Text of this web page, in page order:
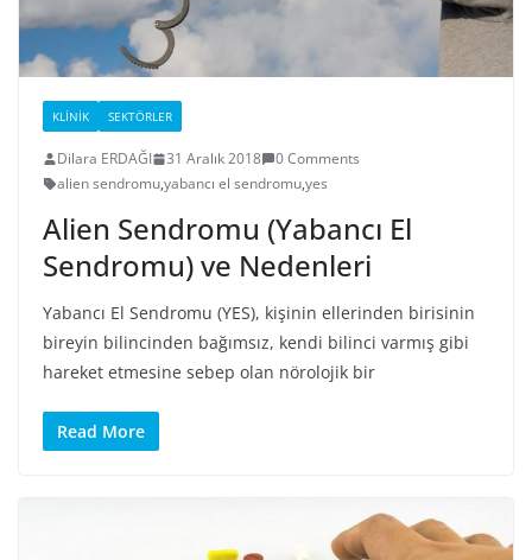
KLINIK SEKTÖRLER
Dilara ERDAĞI 31 Aralık 2018
0 Comments
alien sendromu,yabancı el sendromu,yes
Alien Sendromu (Yabancı El
Sendromu) ve Nedenleri
Yabancı El Sendromu (YES), kişinin ellerinden birisinin
bireyin bilincinden bağımsız, kendi bilinci varmış gibi
hareket etmesine sebep olan nörolojik bir
Read More